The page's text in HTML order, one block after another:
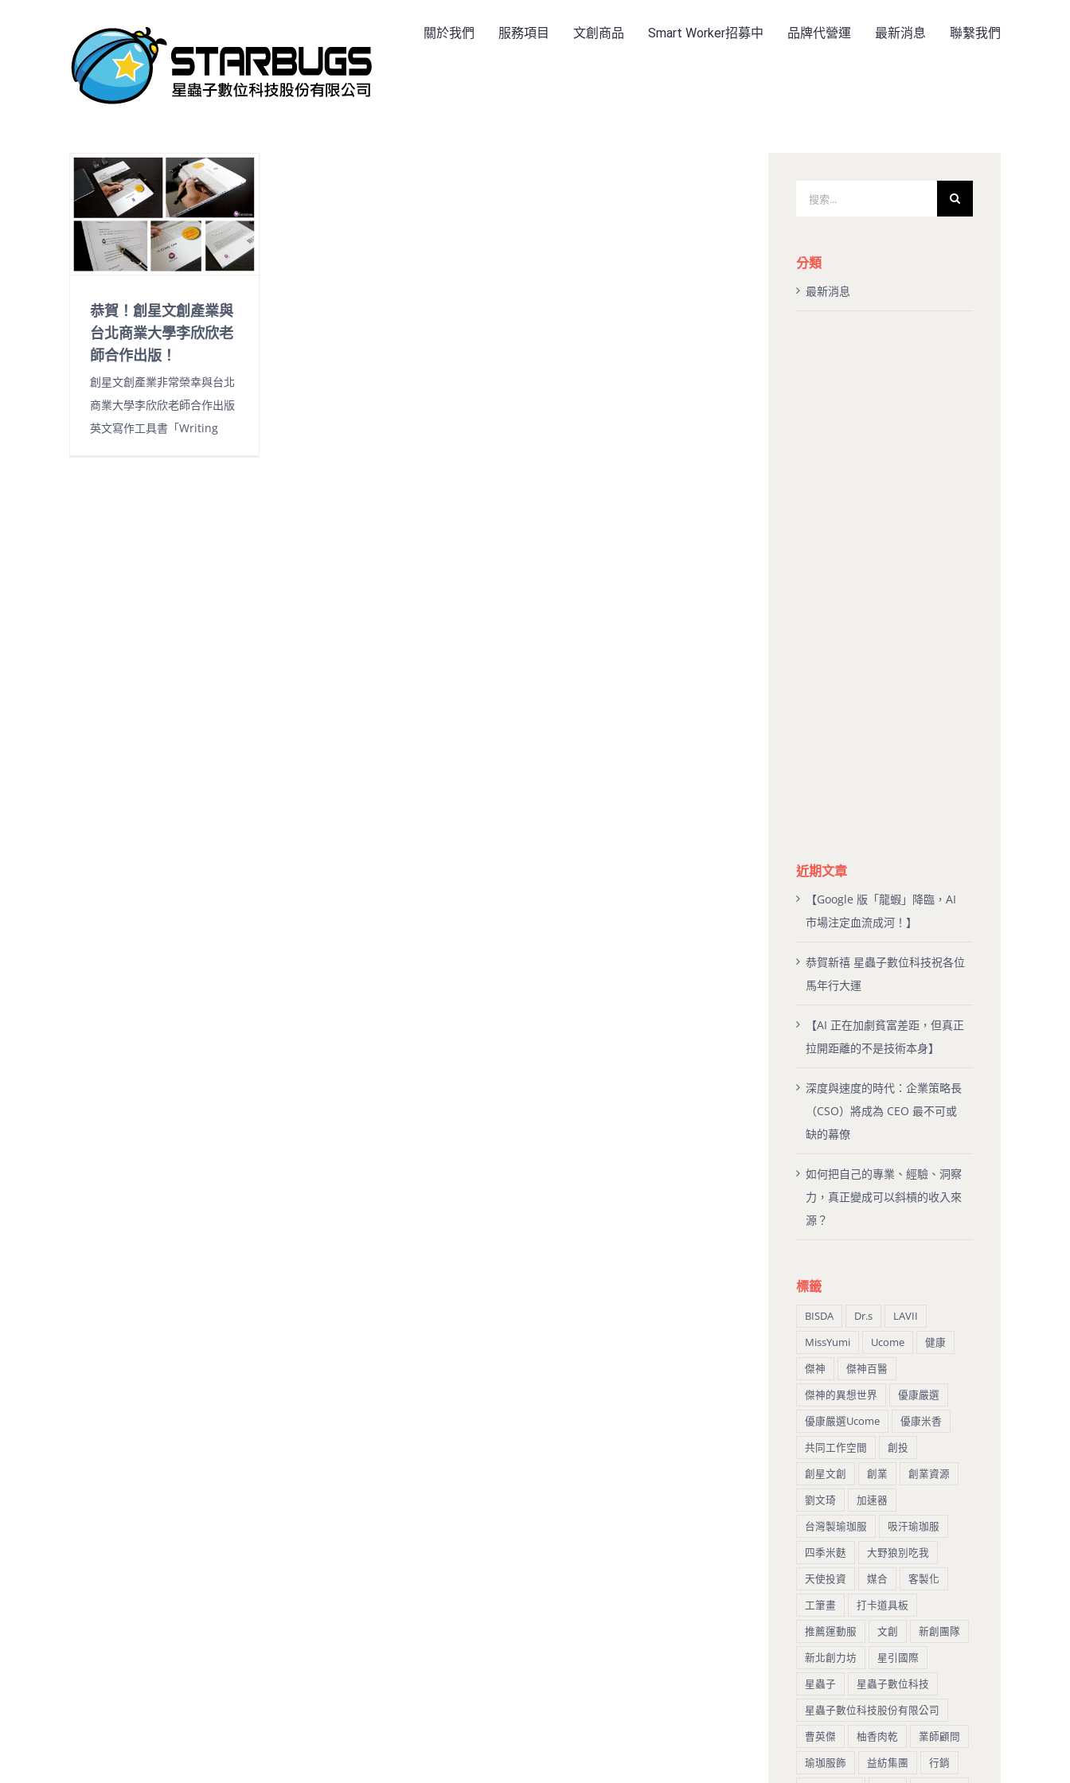
關於我們 服務項目 文創商品 Smart Worker招募中 品牌代營運 最新消息 聯繫我們
恭賀！創星文創產業與
台北商業大學李欣欣老
師合作出版！
創星文創產業非常榮幸與台北
商業大學李欣欣老師合作出版
英文寫作工具書「Writing
果：
分類
最新消息
近期文章
【Google 版「龍蝦」降臨，AI
市場注定血流成河！】
恭賀新禧 星蟲子數位科技祝各位
馬年行大運
【AI 正在加劇貧富差距，但真正
拉開距離的不是技術本身】
深度與速度的時代：企業策略長
（CSO）將成為 CEO 最不可或
缺的幕僚
如何把自己的專業、經驗、洞察
力，真正變成可以斜槓的收入來
源？
標籤
BISDA Dr.s
LAVII
MissYumi
Ucome
健康
傑神
傑神百醫
傑神的異想世界
優康嚴選
優康嚴選Ucome
優康米香
共同工作空間
創投
創星文創
創業
創業資源
劉文琦
加速器
台灣製瑜珈服
吸汗瑜珈服
四季米麩
大野狼別吃我
天使投資
媒合
客製化
工筆畫
打卡道具板
推薦運動服
文創
新創團隊
新北創力坊
星引國際
星蟲子
星蟲子數位科技
星蟲子數位科技股份有限公司
曹英傑
柚香肉乾
業師顧問
瑜珈服飾
益紡集團
行銷